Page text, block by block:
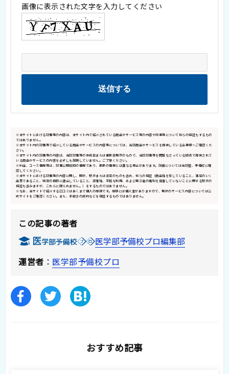
画像に表示された文字を入力してください
※本サイトにおける記事等の内容は、本サイト内で紹介されている商品やサービス等の内容や効果等について何らの保証もするもの
ではありません。
※本サイト内の記事等で紹介している商品やサービスの内容等については、当該商品やサービスを提供している企業様へご確認くだ
さい。
※本サイト内の記事等の内容は、当該記事等の作成日または更新日現在のもので、当該記事等を閲覧なさっている時点で提供されて
いる商品やサービスの内容を必ずしも反映していません。ご了承ください。
※料金、コース情報等は、記事公開日時の情報であり、最新の情報とは異なる場合があります。詳細については当該塾、予備校に確
認してください。
※本サイトにおける記事等の内容に関し、明示、黙示または法定のものも含め、何らの保証（商品性を有していること、満足のいく
品質であること、特定の目的に適合していること、正確性、平穏な利用、および第三者の権利を侵害していないことに関する黙示の
保証も含みますが、これらに限られません。）をするものではありません。
※なお、当サイトで紹介する口コミはあくまで個人の感想です。感想には個人差がありますので、現状のサービス内容については公
式サイトをご確認ください。また、手続きの成約などを保証するものではありません。
この記事の著者
医学部予備校プロ編集部
運営者 ： 医学部予備校プロ
おすすめ記事